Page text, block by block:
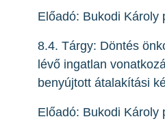
Előadó: Bukodi Károly
8.4. Tárgy: Döntés
lévő ingatlan
benyújtott átalakítási
Előadó: Bukodi Károly